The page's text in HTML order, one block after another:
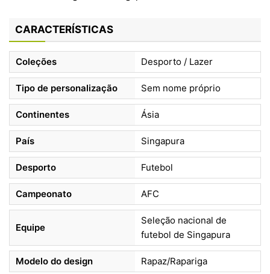
CARACTERÍSTICAS
Coleções Desporto / Lazer
Tipo de personalização Sem nome próprio
Continentes Ásia
País Singapura
Desporto Futebol
Campeonato AFC
Equipe
Seleção nacional de
futebol de Singapura
Modelo do design Rapaz/Rapariga